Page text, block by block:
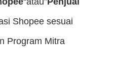
Shopee sesuai
Program Mitra